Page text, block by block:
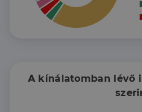
A kínálatomban lévő